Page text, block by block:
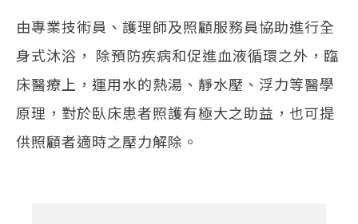
由專業技術員、護理師及照顧服務員協助進行全
身式沐浴， 除預防疾病和促進血液循環之外，臨
床醫療上，運用水的熱湯、靜水壓、浮力等醫學
原理，對於臥床患者照護有極大之助益，也可提
供照顧者適時之壓力解除。